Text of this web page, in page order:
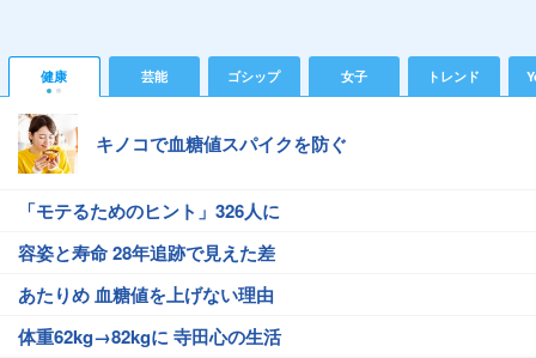
健康 芸能 ゴシップ 女子 トレンド
キノコで血糖値スパイクを防ぐ
「モテるためのヒント」326人に
容姿と寿命 28年追跡で見えた差
あたりめ 血糖値を上げない理由
体重62kg→82kgに 寺田心の生活